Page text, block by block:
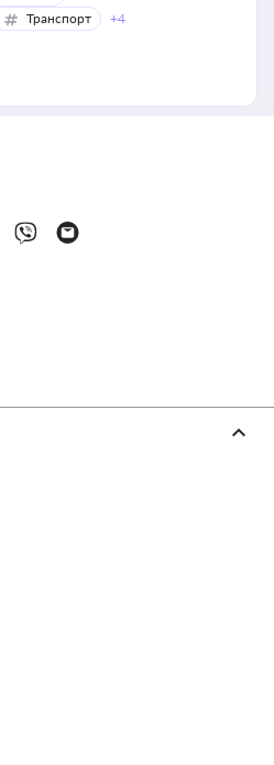
Транспорт +4